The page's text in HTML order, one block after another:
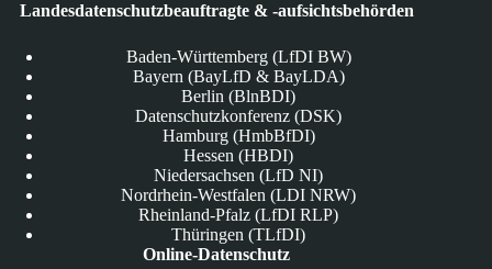
Landesdatenschutzbeauftragte & -aufsichtsbehörden
Baden-Württemberg (LfDI BW)
Bayern (BayLfD & BayLDA)
Berlin (BlnBDI)
Datenschutzkonferenz (DSK)
Hamburg (HmbBfDI)
Hessen (HBDI)
Niedersachsen (LfD NI)
Nordrhein-Westfalen (LDI NRW)
Rheinland-Pfalz (LfDI RLP)
Thüringen (TLfDI)
Online-Datenschutz